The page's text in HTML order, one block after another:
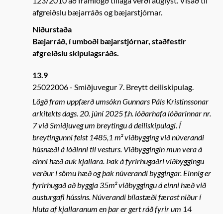
afgreiðslu bæjarráðs og bæjarstjórnar.
Niðurstaða
Bæjarráð, í umboði bæjarstjórnar, staðfestir
afgreiðslu skipulagsráðs.
13.9
25022006
Smiðjuvegur 7. Breytt deiliskipulag.
Lögð fram uppfærð umsókn Gunnars Páls Kristinssonar
arkitekts dags. 20. júní 2025 f.h. lóðarhafa lóðarinnar nr.
7 við Smiðjuveg um breytingu á deiliskipulagi. Í
breytingunni felst 1485,1 m² viðbygging við núverandi
húsnæði á lóðinni til vesturs. Viðbyggingin mun vera á
einni hæð auk kjallara. Þak á fyrirhugaðri viðbyggingu
verður í sömu hæð og þak núverandi byggingar. Einnig er
fyrirhugað að byggja 35m² viðbyggingu á einni hæð við
austurgafl hússins. Núverandi bílastæði færast niður í
hluta af kjallaranum en þar er gert ráð fyrir um 14